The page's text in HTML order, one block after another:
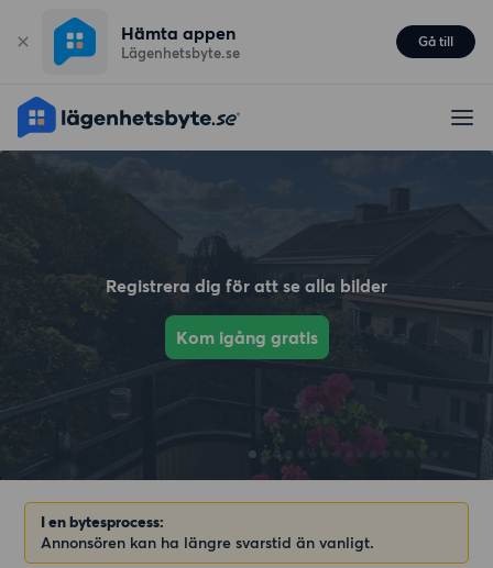
Hämta appen
Lägenhetsbyte.se
Gå till
Registrera dig för att se alla bilder
Kom igång gratis
I en bytesprocess:
Annonsören kan ha längre svarstid än vanligt.